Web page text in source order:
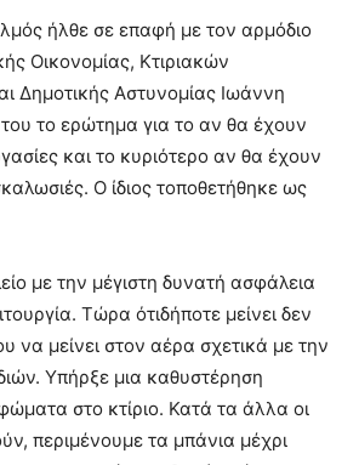
ήλθε σε επαφή με τον αρμόδιο
Οικονομίας, Κτιριακών
Δημοτικής Αστυνομίας Ιωάννη
το ερώτημα για το αν θα έχουν
και το κυριότερο αν θα έχουν
Ο ίδιος τοποθετήθηκε ως
με την μέγιστη δυνατή ασφάλεια
Τώρα ότιδήποτε μείνει δεν
να μείνει στον αέρα σχετικά με την
Υπήρξε μια καθυστέρηση
στο κτίριο. Κατά τα άλλα οι
περιμένουμε τα μπάνια μέχρι